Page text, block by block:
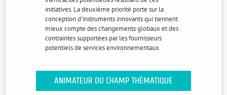
initiatives. La deuxième priorité porte sur la
conception d’instruments innovants qui tiennent
mieux compte des changements globaux et des
contraintes supportées par les fournisseurs
potentiels de services environnementaux.
Price Incentives
and Unregulated
C4EAU – COMPTEURS D’EAU
COMMUNICANTS ET CHANGEMENT DE
COMPORTEMENT DES IRRIGANTS
ANIMATEUR DU CHAMP THÉMATIQUE